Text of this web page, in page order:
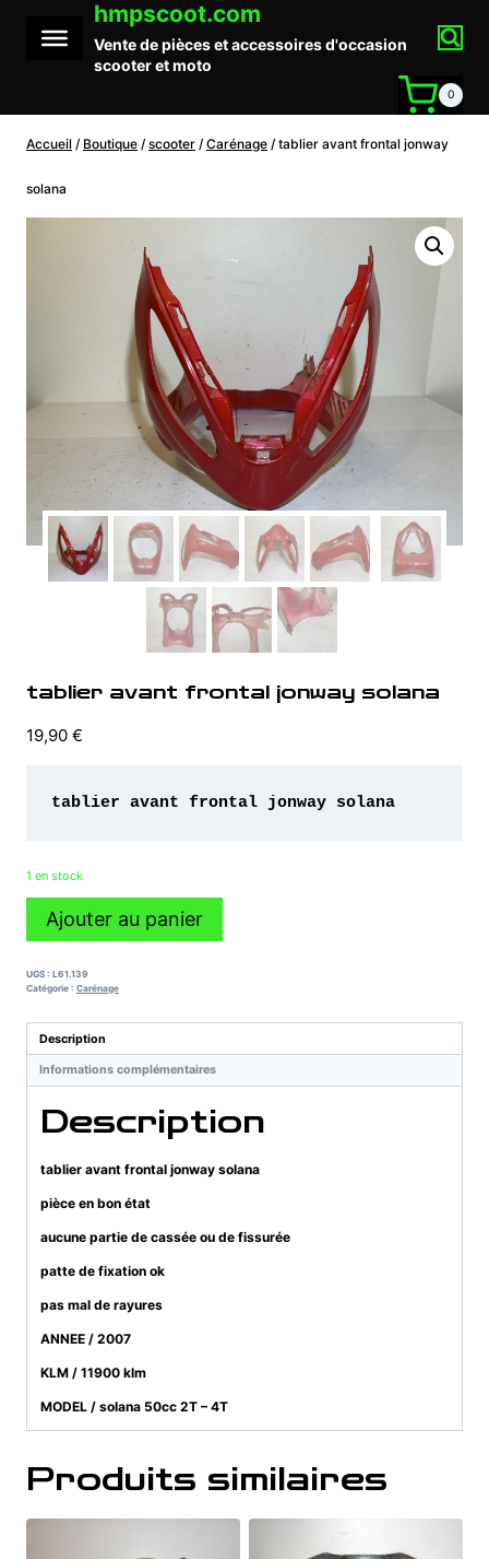
contenu
hmpscoot.com
Vente de pièces et accessoires d'occasion
scooter et moto
0
Accueil / Boutique / scooter / Carénage / tablier avant frontal jonway
solana
tablier avant frontal jonway solana
19,90 €
tablier avant frontal jonway solana
1 en stock
quantité
avant
frontal
solana
Ajouter au panier
UGS : L61.139
Catégorie : Carénage
Description
Informations complémentaires
Description
tablier avant frontal jonway solana
pièce en bon état
aucune partie de cassée ou de fissurée
patte de fixation ok
pas mal de rayures
ANNEE / 2007
KLM / 11900 klm
MODEL / solana 50cc 2T – 4T
Produits similaires